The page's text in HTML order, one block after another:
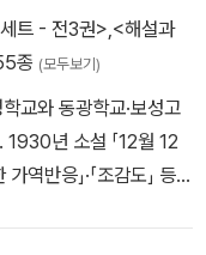
. 도깨비는 또 도깨비대
나올 수 없었던 것. 소
. 돌쇠는 궁리한다. 어
습니다. 그러니 제발 이
트 - 전3권> <해설과
종 (모두보기)
교와 동광학교·보성고
년 소설 「12월 12
역반응」·「조감도」 등을